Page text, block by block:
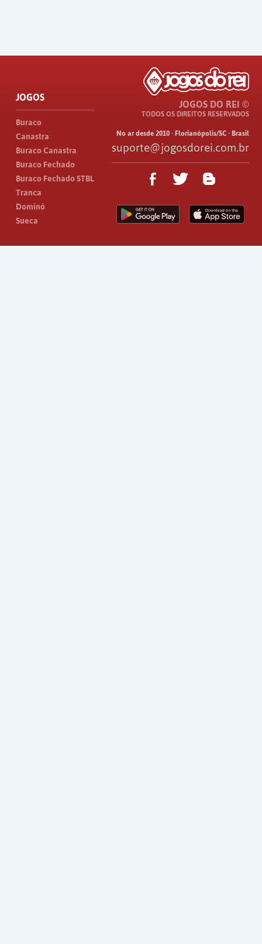
JOGOS
Buraco
Canastra
Buraco Canastra
Buraco Fechado
Buraco Fechado STBL
Tranca
Dominó
Sueca
JOGOS DO REI ©
TODOS OS DIREITOS RESERVADOS
No ar desde 2010 · Florianópolis/SC · Brasil
suporte@jogosdorei.com.br